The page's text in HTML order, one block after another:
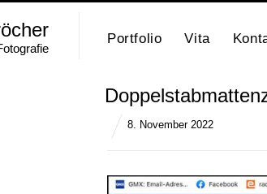
Portfolio Vita
8. November 2022